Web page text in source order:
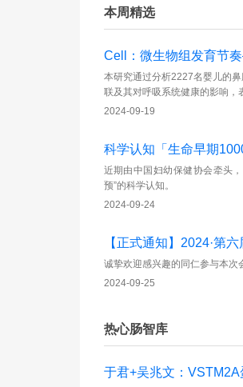
本周精选
Cell：微生物组发育节
本研究通过分析2227名婴儿的
联及其对呼吸系统健康的影响，
2024-09-19
科学认知「生命早期
近期由中国妇幼保健协会牵头
预”的科学认知。
2024-09-24
【正式通知】2024·第
诚挚欢迎感兴趣的同仁参与本次
2024-09-25
热心肠智库
于君+吴兆文：